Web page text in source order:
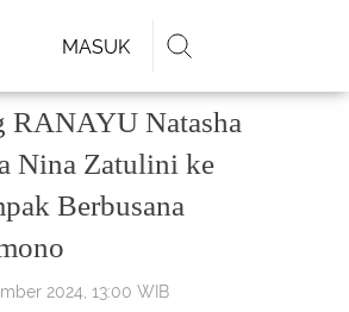
MASUK
RANAYU Natasha
Nina Zatulini ke
Berbusana
2024, 13:00 WIB